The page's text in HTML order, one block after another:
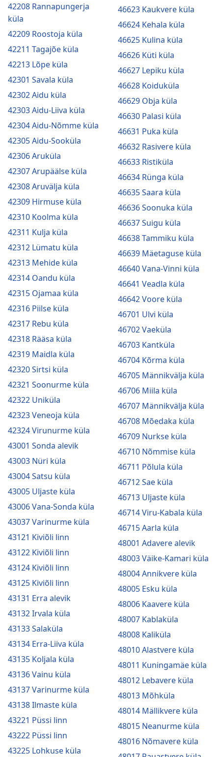
42208 Rannapungerja
küla
42209 Roostoja küla
42211 Tagajõe küla
42213 Lõpe küla
42301 Savala küla
42302 Aidu küla
42303 Aidu-Liiva küla
42304 Aidu-Nõmme küla
42305 Aidu-Sooküla
42306 Aruküla
42307 Arupäälse küla
42308 Aruvälja küla
42309 Hirmuse küla
42310 Koolma küla
42311 Kulja küla
42312 Lümatu küla
42313 Mehide küla
42314 Oandu küla
42315 Ojamaa küla
42316 Piilse küla
42317 Rebu küla
42318 Rääsa küla
42319 Maidla küla
42320 Sirtsi küla
42321 Soonurme küla
42322 Uniküla
42323 Veneoja küla
42324 Virunurme küla
43001 Sonda alevik
43003 Nüri küla
43004 Satsu küla
43005 Uljaste küla
43006 Vana-Sonda küla
43037 Varinurme küla
43121 Kiviõli linn
43122 Kiviõli linn
43124 Kiviõli linn
43125 Kiviõli linn
43131 Erra alevik
43132 Irvala küla
43133 Salaküla
43134 Erra-Liiva küla
43135 Koljala küla
43136 Vainu küla
43137 Varinurme küla
43138 Ilmaste küla
43221 Püssi linn
43222 Püssi linn
43225 Lohkuse küla
46623 Kaukvere küla
46624 Kehala küla
46625 Kulina küla
46626 Küti küla
46627 Lepiku küla
46628 Koiduküla
46629 Obja küla
46630 Palasi küla
46631 Puka küla
46632 Rasivere küla
46633 Ristiküla
46634 Rünga küla
46635 Saara küla
46636 Soonuka küla
46637 Suigu küla
46638 Tammiku küla
46639 Mäetaguse küla
46640 Vana-Vinni küla
46641 Veadla küla
46642 Voore küla
46701 Ulvi küla
46702 Vaeküla
46703 Kantküla
46704 Kõrma küla
46705 Männikvälja küla
46706 Miila küla
46707 Männikvälja küla
46708 Mõedaka küla
46709 Nurkse küla
46710 Nõmmise küla
46711 Põlula küla
46712 Sae küla
46713 Uljaste küla
46714 Viru-Kabala küla
46715 Aarla küla
48001 Adavere alevik
48003 Väike-Kamari küla
48004 Annikvere küla
48005 Esku küla
48006 Kaavere küla
48007 Kablaküla
48008 Kaliküla
48010 Alastvere küla
48011 Kuningamäe küla
48012 Lebavere küla
48013 Mõhküla
48014 Mällikvere küla
48015 Neanurme küla
48016 Nõmavere küla